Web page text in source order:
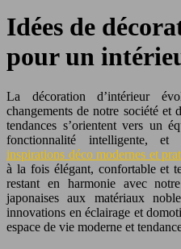
Idées de
pour un
La décoration d’intérieur
changements de notre société et
tendances s’orientent vers un
fonctionnalité intelligente, et
inspirations déco modernes et
à la fois élégant, confortable et
restant en harmonie avec
japonaises aux matériaux
innovations en éclairage et
espace de vie moderne et